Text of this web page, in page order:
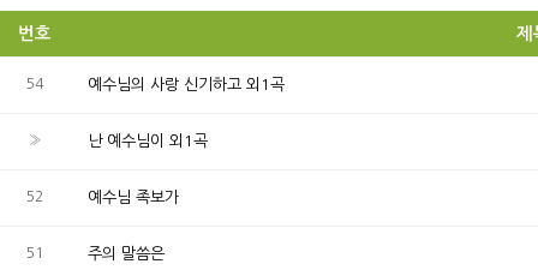
번호 제
54 예수님의 사랑 신기하고 외1곡
» 난 예수님이 외1곡
52 예수님 족보가
51 주의 말씀은